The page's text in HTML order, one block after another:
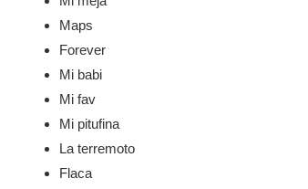
Maps
Forever
Mi babi
Mi fav
Mi pitufina
La terremoto
Flaca